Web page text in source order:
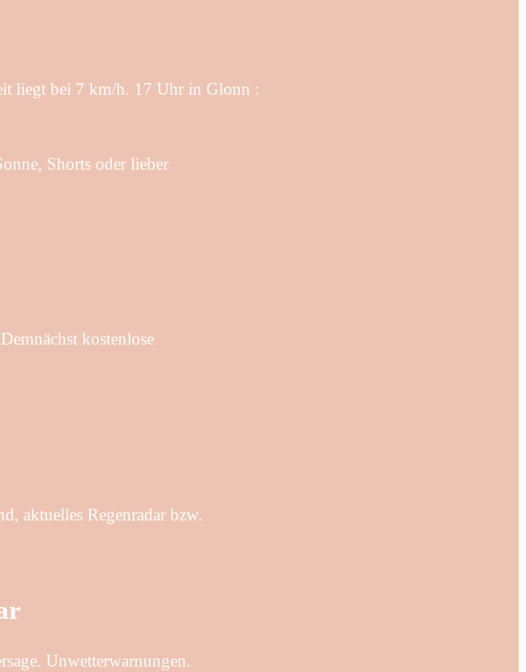
liegt bei 7 km/h. 17 Uhr in Glonn :
Shorts oder lieber
kostenlose
aktuelles Regenradar bzw.
Unwetterwarnungen.